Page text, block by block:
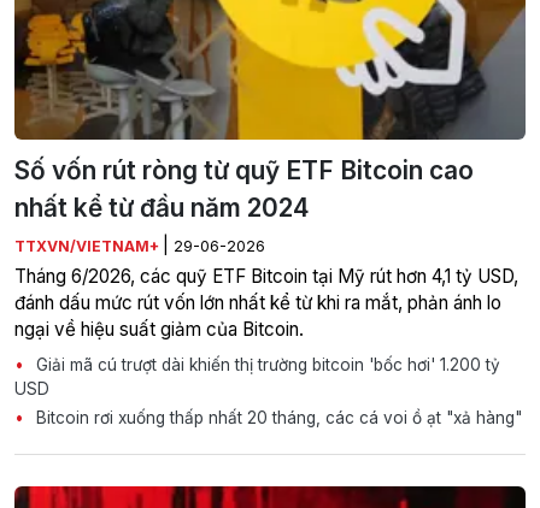
Số vốn rút ròng từ quỹ ETF Bitcoin cao
nhất kể từ đầu năm 2024
TTXVN/VIETNAM+ 29-06-2026
Tháng 6/2026, các quỹ ETF Bitcoin tại Mỹ rút hơn 4,1 tỷ USD,
đánh dấu mức rút vốn lớn nhất kể từ khi ra mắt, phản ánh lo
ngại về hiệu suất giảm của Bitcoin.
Giải mã cú trượt dài khiến thị trường bitcoin 'bốc hơi' 1.200 tỷ
USD
Bitcoin rơi xuống thấp nhất 20 tháng, các cá voi ồ ạt "xả hàng"